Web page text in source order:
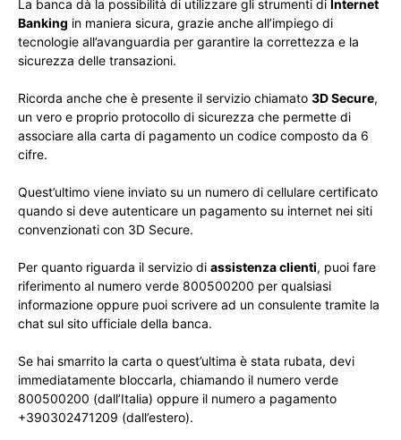
La banca dà la possibilità di utilizzare gli strumenti di Internet
Banking in maniera sicura, grazie anche all’impiego di
tecnologie all’avanguardia per garantire la correttezza e la
sicurezza delle transazioni.
Ricorda anche che è presente il servizio chiamato 3D Secure,
un vero e proprio protocollo di sicurezza che permette di
associare alla carta di pagamento un codice composto da 6
cifre.
Quest’ultimo viene inviato su un numero di cellulare certificato
quando si deve autenticare un pagamento su internet nei siti
convenzionati con 3D Secure.
Per quanto riguarda il servizio di assistenza clienti, puoi fare
riferimento al numero verde 800500200 per qualsiasi
informazione oppure puoi scrivere ad un consulente tramite la
chat sul sito ufficiale della banca.
Se hai smarrito la carta o quest’ultima è stata rubata, devi
immediatamente bloccarla, chiamando il numero verde
800500200 (dall’Italia) oppure il numero a pagamento
+390302471209 (dall’estero).